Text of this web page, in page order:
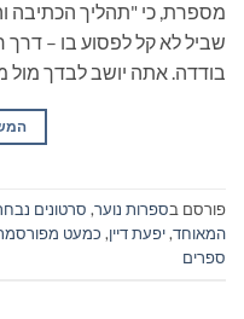
מספרת, כי "תהליך הכתיבה
שביל לא קל לפסוע בו – דרך
בודדה. אתה יושב לבדך
פורסם בספרות נוער, סרטונים
המאוחד,יפעת דיין, כמעט
ספרים